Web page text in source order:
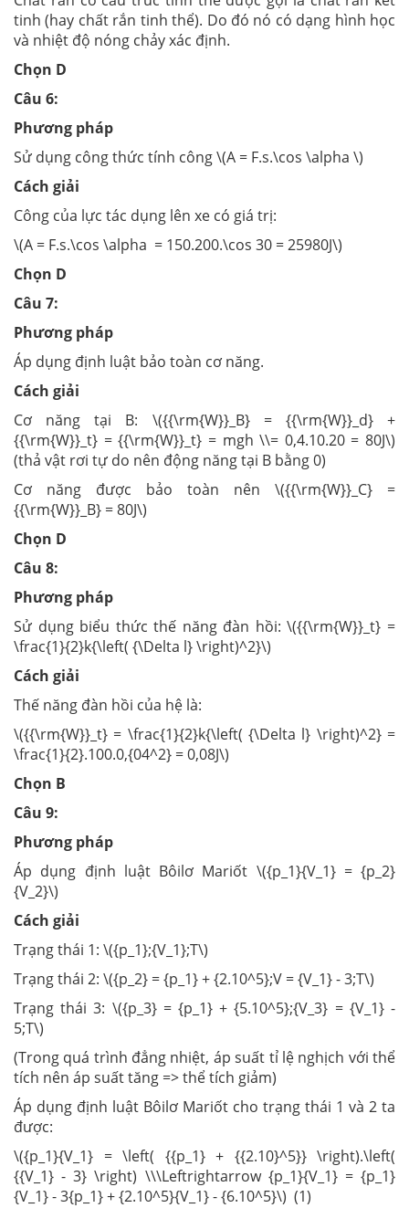
tinh (hay chất rắn tinh thể). Do đó nó có dạng hình học
và nhiệt độ nóng chảy xác định.
Chọn D
Câu 6:
Phương pháp
Sử dụng công thức tính công \(A = F.s.\cos \alpha \)
Cách giải
Công của lực tác dụng lên xe có giá trị:
\(A = F.s.\cos \alpha = 150.200.\cos 30 = 25980J\)
Chọn D
Câu 7:
Phương pháp
Áp dụng định luật bảo toàn cơ năng.
Cách giải
Cơ năng tại B: \({{\rm{W}}_B} = {{\rm{W}}_d} +
{{\rm{W}}_t} = {{\rm{W}}_t} = mgh \\= 0,4.10.20 = 80J\)
(thả vật rơi tự do nên động năng tại B bằng 0)
Cơ năng được bảo toàn nên \({{\rm{W}}_C} =
{{\rm{W}}_B} = 80J\)
Chọn D
Câu 8:
Phương pháp
Sử dụng biểu thức thế năng đàn hồi: \({{\rm{W}}_t} =
\frac{1}{2}k{\left( {\Delta l} \right)^2}\)
Cách giải
Thế năng đàn hồi của hệ là:
\({{\rm{W}}_t} = \frac{1}{2}k{\left( {\Delta l} \right)^2} =
\frac{1}{2}.100.0,{04^2} = 0,08J\)
Chọn B
Câu 9:
Phương pháp
Áp dụng định luật Bôilơ Mariốt \({p_1}{V_1} = {p_2}
{V_2}\)
Cách giải
Trạng thái 1: \({p_1};{V_1};T\)
Trạng thái 2: \({p_2} = {p_1} + {2.10^5};V = {V_1} - 3;T\)
Trạng thái 3: \({p_3} = {p_1} + {5.10^5};{V_3} = {V_1} -
5;T\)
(Trong quá trình đẳng nhiệt, áp suất tỉ lệ nghịch với thể
tích nên áp suất tăng => thể tích giảm)
Áp dụng định luật Bôilơ Mariốt cho trạng thái 1 và 2 ta
được:
\({p_1}{V_1} = \left( {{p_1} + {{2.10}^5}} \right).\left(
{{V_1} - 3} \right) \\\Leftrightarrow {p_1}{V_1} = {p_1}
{V_1} - 3{p_1} + {2.10^5}{V_1} - {6.10^5}\) (1)